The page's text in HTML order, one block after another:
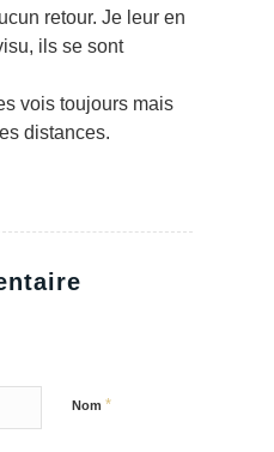
retour. Je leur en
ils se sont
vois toujours mais
distances.
Nom *